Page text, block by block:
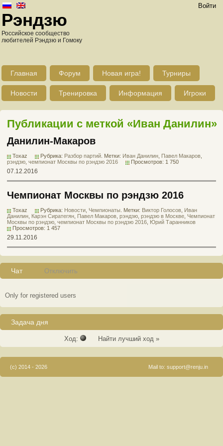
Войти
Рэндзю
Российское сообщество
любителей Рэндзю и Гомоку
Главная Форум Новая игра! Турниры
Новости Тренировка Информация Игроки
Публикации с меткой «Иван Данилин»
Данилин-Макаров
Toxaz Рубрика: Разбор партий . Метки: Иван Данилин Павел Макаров
рэндзю чемпионат Москвы по рэндзю 2016 Просмотров: 1 750
07.12.2016
Чемпионат Москвы по рэндзю 2016
Toxaz Рубрика: Новости Чемпионаты . Метки: Виктор Голосов Иван
Данилин Карэн Сиратегян Павел Макаров рэндзю рэндзю в Москве Чемпионат
Москвы по рэндзю чемпионат Москвы по рэндзю 2016 Юрий Таранников
Просмотров: 1 457
29.11.2016
Чат Отключить
Only for registered users
Задача дня
Ход: Найти лучший ход »
(c) 2014 - 2026 Mail to: support@renju.in